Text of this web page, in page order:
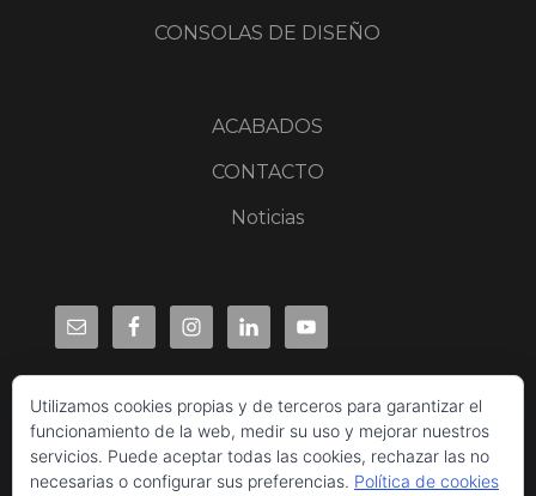
CONSOLAS DE DISEÑO
ACABADOS
CONTACTO
Noticias
Utilizamos cookies propias y de terceros para garantizar el
funcionamiento de la web, medir su uso y mejorar nuestros
servicios. Puede aceptar todas las cookies, rechazar las no
necesarias o configurar sus preferencias. Política de cookies